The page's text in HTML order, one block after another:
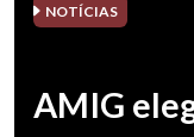
NOTÍCIAS
AMIG